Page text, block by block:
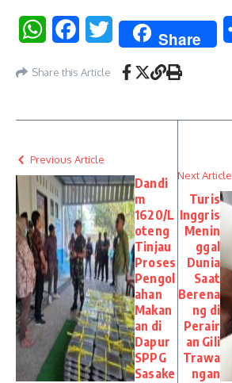
WhatsAppFacebookTwitter Share
Share this Article
Previous Article
Dandi
m
1620/L
oteng
Tinjau
Proses
Pengol
ahan
Makan
an di
Dapur
SPPG
Sasake
Next Article
Turis
Inggris
Menin
ggal
Dunia
Saat
Berena
ng di
Perair
an Gili
Trawa
ngan